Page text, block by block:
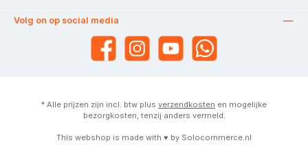
Volg on op social media
* Alle prijzen zijn incl. btw plus verzendkosten en mogelijke
bezorgkosten, tenzij anders vermeld.
This webshop is made with ♥ by Solocommerce.nl